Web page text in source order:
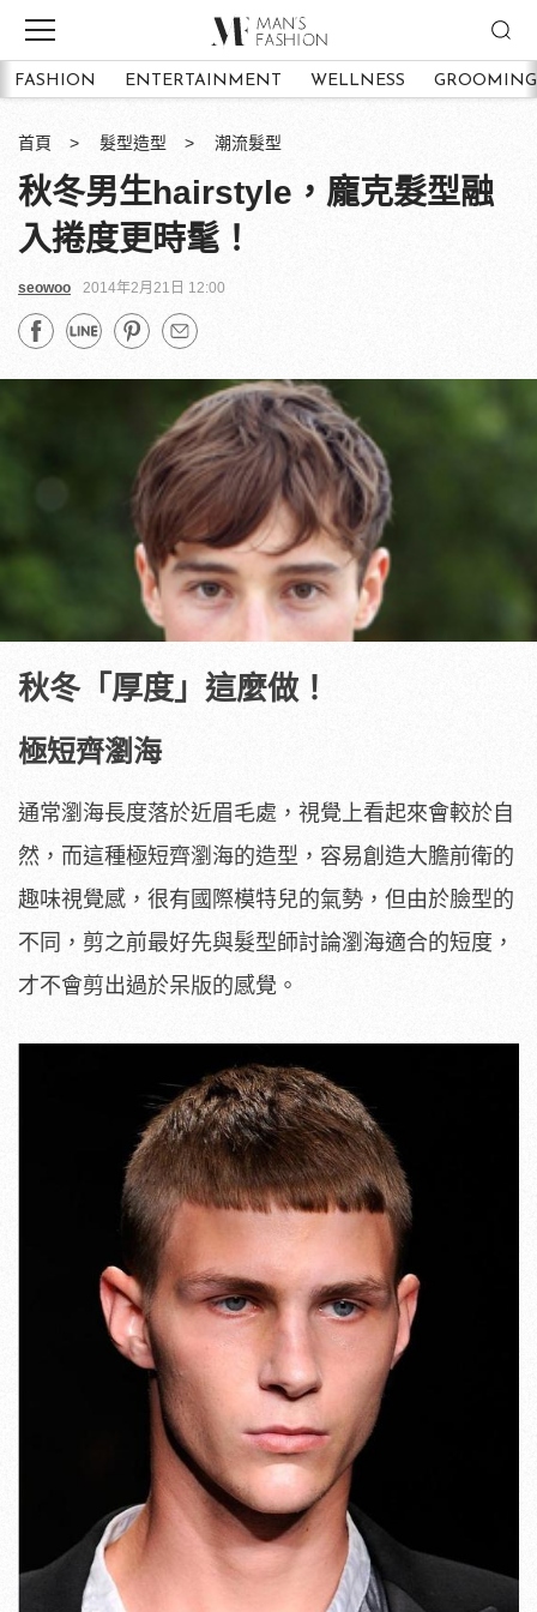
FASHION ENTERTAINMENT WELLNESS GROOMING
首頁 髮型造型 潮流髮型
秋冬男生hairstyle，龐克髮型融
入捲度更時髦！
seowoo 2014年2月21日 12:00
秋冬「厚度」這麼做！
極短齊瀏海
通常瀏海長度落於近眉毛處，視覺上看起來會較於自
然，而這種極短齊瀏海的造型，容易創造大膽前衛的
趣味視覺感，很有國際模特兒的氣勢，但由於臉型的
不同，剪之前最好先與髮型師討論瀏海適合的短度，
才不會剪出過於呆版的感覺。